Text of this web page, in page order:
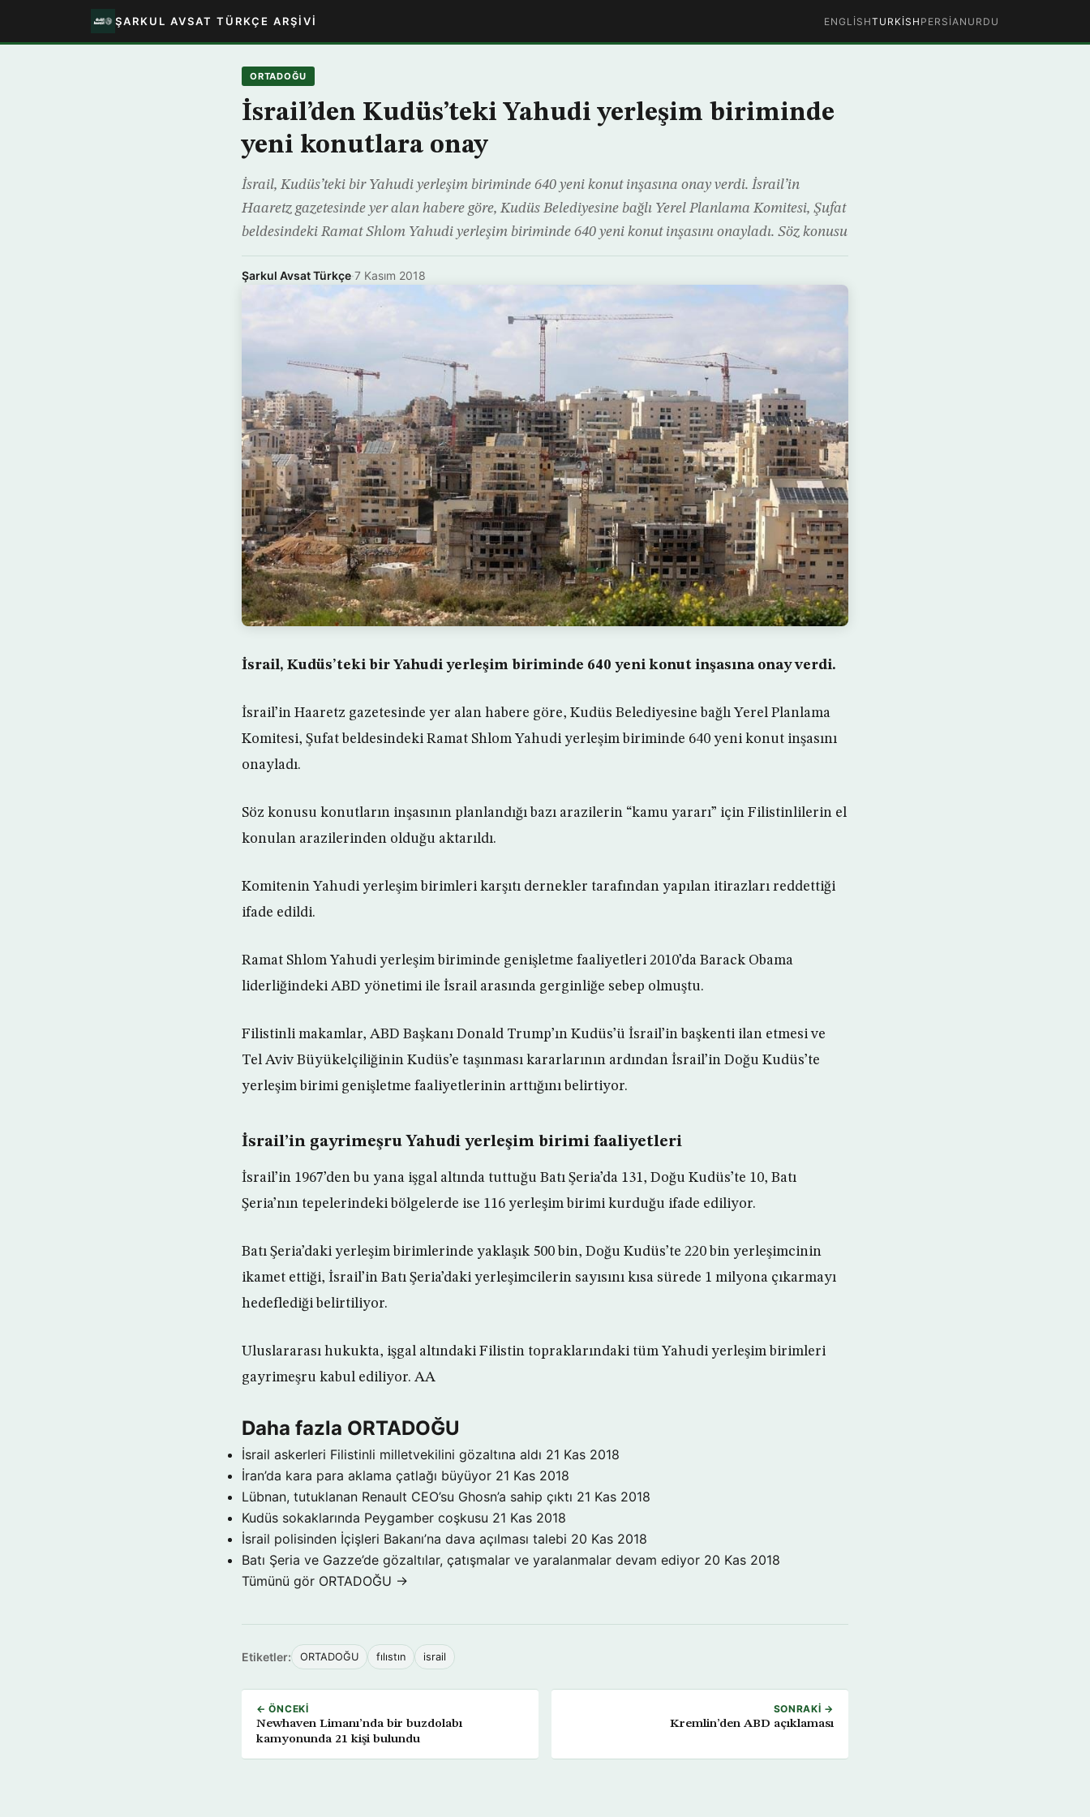
ŞARKUL AVSAT TÜRKÇE ARŞIVI ENGLISHTURKISH PERSIAN URDU
ORTADOĞU
İsrail’den Kudüs’teki Yahudi yerleşim biriminde
yeni konutlara onay
İsrail, Kudüs’teki bir Yahudi yerleşim biriminde 640 yeni konut inşasına onay verdi. İsrail’in
Haaretz gazetesinde yer alan habere göre, Kudüs Belediyesine bağlı Yerel Planlama Komitesi, Şufat
beldesindeki Ramat Shlom Yahudi yerleşim biriminde 640 yeni konut inşasını onayladı. Söz konusu
Şarkul Avsat Türkçe·7 Kasım 2018
İsrail, Kudüs’teki bir Yahudi yerleşim biriminde 640 yeni konut inşasına onay verdi.
İsrail’in Haaretz gazetesinde yer alan habere göre, Kudüs Belediyesine bağlı Yerel Planlama
Komitesi, Şufat beldesindeki Ramat Shlom Yahudi yerleşim biriminde 640 yeni konut inşasını
onayladı.
Söz konusu konutların inşasının planlandığı bazı arazilerin “kamu yararı” için Filistinlilerin el
konulan arazilerinden olduğu aktarıldı.
Komitenin Yahudi yerleşim birimleri karşıtı dernekler tarafından yapılan itirazları reddettiği
ifade edildi.
Ramat Shlom Yahudi yerleşim biriminde genişletme faaliyetleri 2010’da Barack Obama
liderliğindeki ABD yönetimi ile İsrail arasında gerginliğe sebep olmuştu.
Filistinli makamlar, ABD Başkanı Donald Trump’ın Kudüs’ü İsrail’in başkenti ilan etmesi ve
Tel Aviv Büyükelçiliğinin Kudüs’e taşınması kararlarının ardından İsrail’in Doğu Kudüs’te
yerleşim birimi genişletme faaliyetlerinin arttığını belirtiyor.
İsrail’in gayrimeşru Yahudi yerleşim birimi faaliyetleri
İsrail’in 1967’den bu yana işgal altında tuttuğu Batı Şeria’da 131, Doğu Kudüs’te 10, Batı
Şeria’nın tepelerindeki bölgelerde ise 116 yerleşim birimi kurduğu ifade ediliyor.
Batı Şeria’daki yerleşim birimlerinde yaklaşık 500 bin, Doğu Kudüs’te 220 bin yerleşimcinin
ikamet ettiği, İsrail’in Batı Şeria’daki yerleşimcilerin sayısını kısa sürede 1 milyona çıkarmayı
hedeflediği belirtiliyor.
Uluslararası hukukta, işgal altındaki Filistin topraklarındaki tüm Yahudi yerleşim birimleri
gayrimeşru kabul ediliyor. AA
Daha fazla ORTADOĞU
İsrail askerleri Filistinli milletvekilini gözaltına aldı 21 Kas 2018
İran’da kara para aklama çatlağı büyüyor 21 Kas 2018
Lübnan, tutuklanan Renault CEO’su Ghosn’a sahip çıktı 21 Kas 2018
Kudüs sokaklarında Peygamber coşkusu 21 Kas 2018
İsrail polisinden İçişleri Bakanı’na dava açılması talebi 20 Kas 2018
Batı Şeria ve Gazze’de gözaltılar, çatışmalar ve yaralanmalar devam ediyor 20 Kas 2018
Tümünü gör ORTADOĞU →
Etiketler: ORTADOĞU fılıstın israil
← ÖNCEKI
Newhaven Limanı’nda bir buzdolabı
kamyonunda 21 kişi bulundu
SONRAKI →
Kremlin’den ABD açıklaması